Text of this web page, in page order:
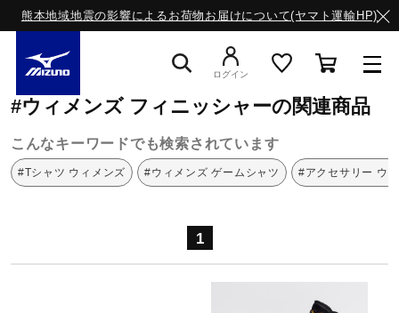
熊本地域地震の影響によるお荷物お届けについて(ヤマト運輸HP)
ライフスタイルウエア
ログイン
ミズノ公式オンライン フィニッシャー
#ウィメンズ フィニッシャーの関連商品
こんなキーワードでも検索されています
#Tシャツ ウィメンズ #ウィメンズ ゲームシャツ #アクセサリー ウ
1